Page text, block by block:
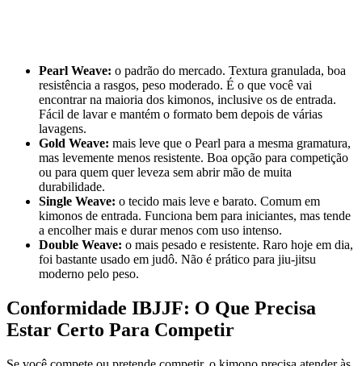
Pearl Weave: o padrão do mercado. Textura granulada, boa
resistência a rasgos, peso moderado. É o que você vai
encontrar na maioria dos kimonos, inclusive os de entrada.
Fácil de lavar e mantém o formato bem depois de várias
lavagens.
Gold Weave: mais leve que o Pearl para a mesma gramatura,
mas levemente menos resistente. Boa opção para competição
ou para quem quer leveza sem abrir mão de muita
durabilidade.
Single Weave: o tecido mais leve e barato. Comum em
kimonos de entrada. Funciona bem para iniciantes, mas tende
a encolher mais e durar menos com uso intenso.
Double Weave: o mais pesado e resistente. Raro hoje em dia,
foi bastante usado em judô. Não é prático para jiu-jitsu
moderno pelo peso.
Conformidade IBJJF: O Que Precisa
Estar Certo Para Competir